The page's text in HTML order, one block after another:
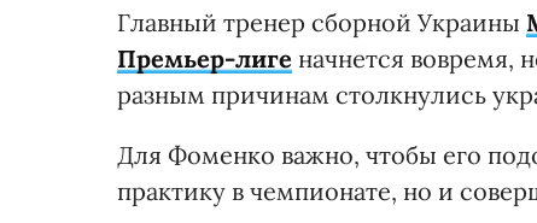
Главный тренер сборной Украины
Премьер-лиге начнется вовремя,
разным причинам столкнулись
Для Фоменко важно, чтобы его
практику в чемпионате, но и